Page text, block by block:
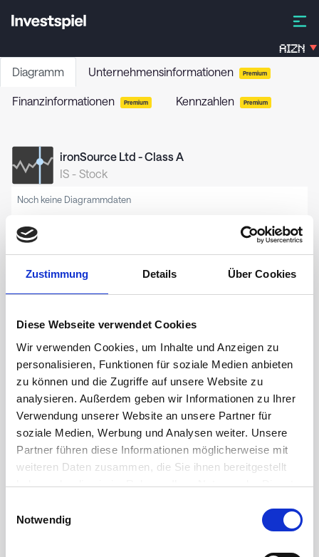
Zustimmung Details Über Cookies
Diese Webseite verwendet Cookies
Wir verwenden Cookies, um Inhalte und Anzeigen zu
personalisieren, Funktionen für soziale Medien anbieten
zu können und die Zugriffe auf unsere Website zu
analysieren. Außerdem geben wir Informationen zu Ihrer
Verwendung unserer Website an unsere Partner für
soziale Medien, Werbung und Analysen weiter. Unsere
Partner führen diese Informationen möglicherweise mit
weiteren Daten zusammen, die Sie ihnen bereitgestellt
haben oder die sie im Rahmen Ihrer Nutzung der Dienste
Notwendig
AIZN
Diagramm Unternehmensinformationen Premium
Finanzinformationen Premium Kennzahlen Premium
ironSource Ltd - Class A
IS - Stock
Noch keine Diagrammdaten
24 Std. 1M 3M 1J 5J